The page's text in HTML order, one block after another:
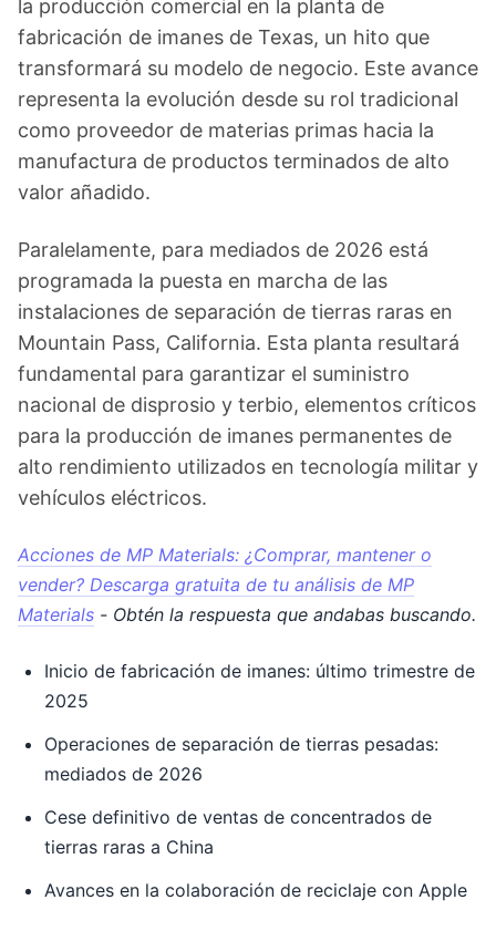
la producción comercial en la planta de
fabricación de imanes de Texas, un hito que
transformará su modelo de negocio. Este avance
representa la evolución desde su rol tradicional
como proveedor de materias primas hacia la
manufactura de productos terminados de alto
valor añadido.
Paralelamente, para mediados de 2026 está
programada la puesta en marcha de las
instalaciones de separación de tierras raras en
Mountain Pass, California. Esta planta resultará
fundamental para garantizar el suministro
nacional de disprosio y terbio, elementos críticos
para la producción de imanes permanentes de
alto rendimiento utilizados en tecnología militar y
vehículos eléctricos.
Acciones de MP Materials: ¿Comprar, mantener o
vender? Descarga gratuita de tu análisis de MP
Materials - Obtén la respuesta que andabas buscando.
Inicio de fabricación de imanes: último trimestre de
2025
Operaciones de separación de tierras pesadas:
mediados de 2026
Cese definitivo de ventas de concentrados de
tierras raras a China
Avances en la colaboración de reciclaje con Apple